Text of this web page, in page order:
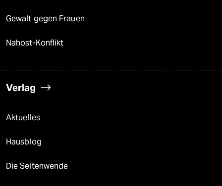
Gewalt gegen Frauen
Nahost-Konflikt
Verlag
Aktuelles
Hausblog
Die Seitenwende